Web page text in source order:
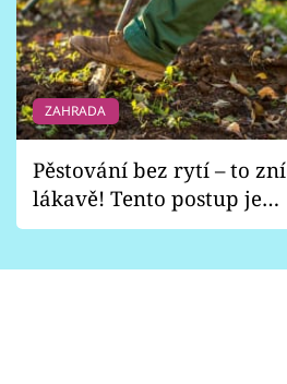
ZAHRADA
Pěstování bez rytí – to zní
lákavě! Tento postup je
vhodný jen pro některé